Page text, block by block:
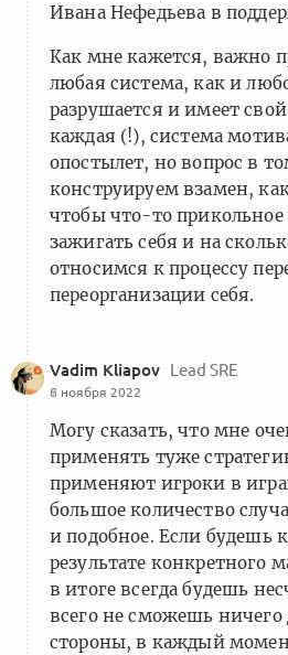
Ивана Нефедьева в
Как мне кажется, важно
любая система, как и
разрушается и имеет
каждая (!), система
опостылет, но вопрос в
конструируем взамен,
чтобы что-то
зажигать себя и на
относимся к процессу
переорганизации себя.
Vadim Kliapov Lead SRE
8 ноября 2022
Могу сказать, что мне
применять туже
применяют игроки в
большое количество
и подобное. Если будешь
результате конкретного
в итоге всегда будешь
всего не сможешь ничего
стороны, в каждый